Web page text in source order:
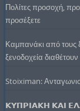
Πολίτες προσοχή,
προσέξετε
Καμπανάκι από τους
ξενοδοχεία διαθέτουν
Stoiximan:
𝝟𝝪𝝥𝝦𝝞𝝖𝝟𝝜 𝝟𝝖𝝞